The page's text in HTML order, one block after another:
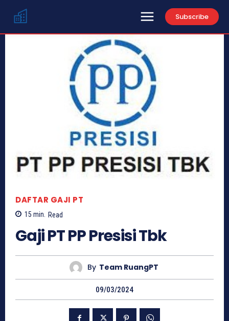
Subscribe
DAFTAR GAJI PT
15 min. Read
Gaji PT PP Presisi Tbk
By Team RuangPT
09/03/2024